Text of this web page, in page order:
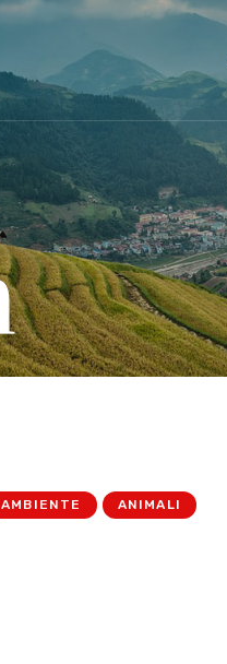
AMBIENTE ANIMALI